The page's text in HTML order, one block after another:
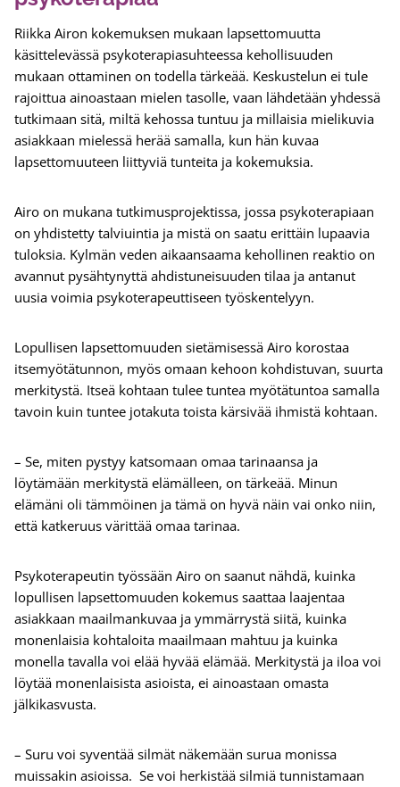
Riikka Airon kokemuksen mukaan lapsettomuutta
käsittelevässä psykoterapiasuhteessa kehollisuuden
mukaan ottaminen on todella tärkeää. Keskustelun ei tule
rajoittua ainoastaan mielen tasolle, vaan lähdetään yhdessä
tutkimaan sitä, miltä kehossa tuntuu ja millaisia mielikuvia
asiakkaan mielessä herää samalla, kun hän kuvaa
lapsettomuuteen liittyviä tunteita ja kokemuksia.
Airo on mukana tutkimusprojektissa, jossa psykoterapiaan
on yhdistetty talviuintia ja mistä on saatu erittäin lupaavia
tuloksia. Kylmän veden aikaansaama kehollinen reaktio on
avannut pysähtynyttä ahdistuneisuuden tilaa ja antanut
uusia voimia psykoterapeuttiseen työskentelyyn.
Lopullisen lapsettomuuden sietämisessä Airo korostaa
itsemyötätunnon, myös omaan kehoon kohdistuvan, suurta
merkitystä. Itseä kohtaan tulee tuntea myötätuntoa samalla
tavoin kuin tuntee jotakuta toista kärsivää ihmistä kohtaan.
– Se, miten pystyy katsomaan omaa tarinaansa ja
löytämään merkitystä elämälleen, on tärkeää. Minun
elämäni oli tämmöinen ja tämä on hyvä näin vai onko niin,
että katkeruus värittää omaa tarinaa.
Psykoterapeutin työssään Airo on saanut nähdä, kuinka
lopullisen lapsettomuuden kokemus saattaa laajentaa
asiakkaan maailmankuvaa ja ymmärrystä siitä, kuinka
monenlaisia kohtaloita maailmaan mahtuu ja kuinka
monella tavalla voi elää hyvää elämää. Merkitystä ja iloa voi
löytää monenlaisista asioista, ei ainoastaan omasta
jälkikasvusta.
– Suru voi syventää silmät näkemään surua monissa
muissakin asioissa. Se voi herkistää silmiä tunnistamaan